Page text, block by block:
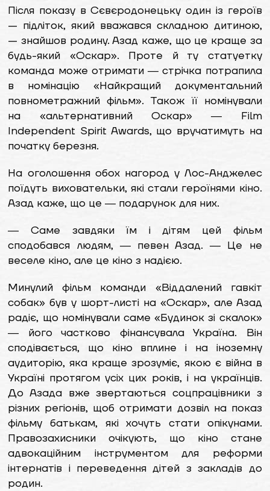
Після показу в Сєвєродонецьку один із героїв
— підліток, який вважався складною дитиною,
— знайшов родину. Азад каже, що це краще за
будь-який «Оскар». Проте й ту статуетку
команда може отримати ― стрічка потрапила
в номінацію «Найкращий документальний
повнометражний фільм». Також її номінували
на «альтернативний Оскар» ― Film
Independent Spirit Awards, що вручатимуть на
початку березня.
На оголошення обох нагород у Лос-Анджелес
поїдуть виховательки, які стали героїнями кіно.
Азад каже, що це ― подарунок для них.
― Саме завдяки їм і дітям цей фільм
сподобався людям, ― певен Азад. ― Це не
веселе кіно, але це кіно з надією.
Минулий фільм команди «Віддалений гавкіт
собак» був у шорт-листі на «Оскар», але Азад
радіє, що номінували саме «Будинок зі скалок»
― його частково фінансувала Україна. Він
сподівається, що кіно вплине і на іноземну
аудиторію, яка краще зрозуміє, якою є війна в
Україні протягом усіх цих років, і на українців.
До Азада вже звертаються соцпрацівники з
різних регіонів, щоб отримати дозвіл на показ
фільму батькам, які хочуть стати опікунами.
Правозахисники очікують, що кіно стане
адвокаційним інструментом для реформи
інтернатів і переведення дітей з закладів до
родин.